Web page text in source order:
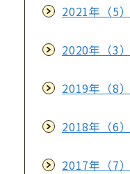
2021年（5）
2020年（3）
2019年（8）
2018年（6）
2017年（7）